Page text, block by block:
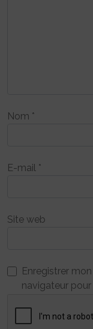
Nom *
E-mail *
Site web
Enregistrer
navigateur